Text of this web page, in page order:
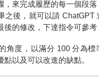
，來完成履歷的每一個段落
之後，就可以請 ChatGPT
後的修改，下達指令可參考
角度，以滿分 100 分為標
點以及可以改進的缺點。